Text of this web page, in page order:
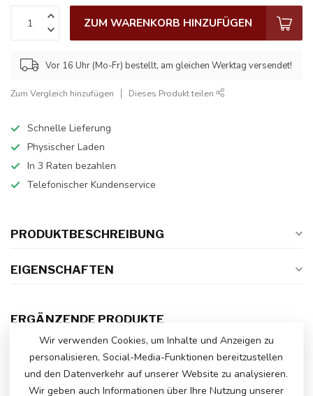
ZUM WARENKORB HINZUFÜGEN
Vor 16 Uhr (Mo-Fr) bestellt, am gleichen Werktag versendet!
Zum Vergleich hinzufügen Dieses Produkt teilen
Schnelle Lieferung
Physischer Laden
In 3 Raten bezahlen
Telefonischer Kundenservice
PRODUKTBESCHREIBUNG
EIGENSCHAFTEN
ERGÄNZENDE PRODUKTE
Mercedes Benz EQG, 12 Volt
elektrisches Kinderauto
Auf Lager
€269,00
Wir verwenden Cookies, um Inhalte und Anzeigen zu
personalisieren, Social-Media-Funktionen bereitzustellen
und den Datenverkehr auf unserer Website zu analysieren.
Wir geben auch Informationen über Ihre Nutzung unserer